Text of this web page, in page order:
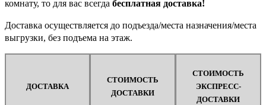
комнату, то для вас всегда бесплатная доставка!
Доставка осуществляется до подъезда/места назначения/места
выгрузки, без подъема на этаж.
ДОСТАВКА
СТОИМОСТЬ
ДОСТАВКИ
СТОИМОСТЬ
ЭКСПРЕСС-
ДОСТАВКИ